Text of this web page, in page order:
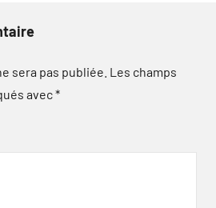
sera pas publiée. Les champs
avec*